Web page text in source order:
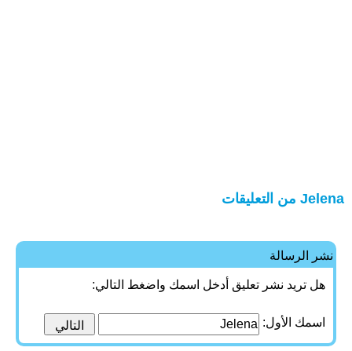
Jelena من التعليقات
نشر الرسالة
هل تريد نشر تعليق أدخل اسمك واضغط التالي:
اسمك الأول: